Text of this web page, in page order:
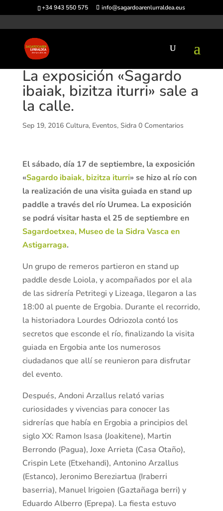
+34 943 550 575 info@sagardoarenlurraldea.eus
La exposición «Sagardo
ibaiak, bizitza iturri» sale a
la calle.
Sep 19, 2016 Cultura, Eventos, Sidra 0 Comentarios
El sábado, día 17 de septiembre, la exposición
«Sagardo ibaiak, bizitza iturri» se hizo al río con
la realización de una visita guiada en stand up
paddle a través del río Urumea. La exposición
se podrá visitar hasta el 25 de septiembre en
Sagardoetxea, Museo de la Sidra Vasca en
Astigarraga.
Un grupo de remeros partieron en stand up
paddle desde Loiola, y acompañados por el ala
de las sidrería Petritegi y Lizeaga, llegaron a las
18:00 al puente de Ergobia. Durante el recorrido,
la historiadora Lourdes Odriozola contó los
secretos que esconde el río, finalizando la visita
guiada en Ergobia ante los numerosos
ciudadanos que allí se reunieron para disfrutar
del evento.
Después, Andoni Arzallus relató varias
curiosidades y vivencias para conocer las
sidrerías que había en Ergobia a principios del
siglo XX: Ramon Isasa (Joakitene), Martin
Berrondo (Pagua), Joxe Arrieta (Casa Otaño),
Crispin Lete (Etxehandi), Antonino Arzallus
(Estanco), Jeronimo Bereziartua (Iraberri
baserria), Manuel Irigoien (Gaztañaga berri) y
Eduardo Alberro (Eprepa). La fiesta estuvo